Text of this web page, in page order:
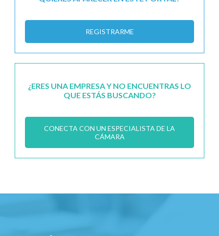
REGISTRARME
¿ERES UNA EMPRESA Y NO ENCUENTRAS LO
QUE ESTÁS BUSCANDO?
CONECTA CON UN ESPECIALISTA DE LA
CÁMARA